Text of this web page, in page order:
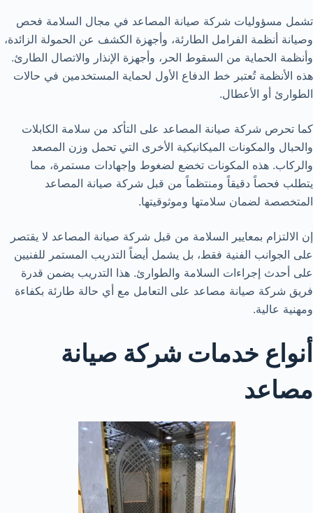
تشمل مسؤوليات شركة صيانة المصاعد في مجال السلامة فحص
وصيانة أنظمة الفرامل الطارئة، وأجهزة الكشف عن الحمولة الزائدة،
وأنظمة الحماية من السقوط الحر، وأجهزة الإنذار والاتصال الطارئ.
هذه الأنظمة تُعتبر خط الدفاع الأول لحماية المستخدمين في حالات
الطوارئ أو الأعطال.
كما تحرص شركة صيانة المصاعد على التأكد من سلامة الكابلات
والحبال والمكونات الميكانيكية الأخرى التي تحمل وزن المصعد
والركاب. هذه المكونات تخضع لضغوط وإجهادات مستمرة، مما
يتطلب فحصاً دقيقاً ومنتظماً من قبل شركة صيانة المصاعد
المتخصصة لضمان سلامتها وموثوقيتها.
إن الالتزام بمعايير السلامة من قبل شركة صيانة المصاعد لا يقتصر
على الجوانب الفنية فقط، بل يشمل أيضاً التدريب المستمر للفنيين
على أحدث إجراءات السلامة والطوارئ. هذا التدريب يضمن قدرة
فريق شركة صيانة مصاعد على التعامل مع أي حالة طارئة بكفاءة
ومهنية عالية.
أنواع خدمات شركة صيانة
مصاعد